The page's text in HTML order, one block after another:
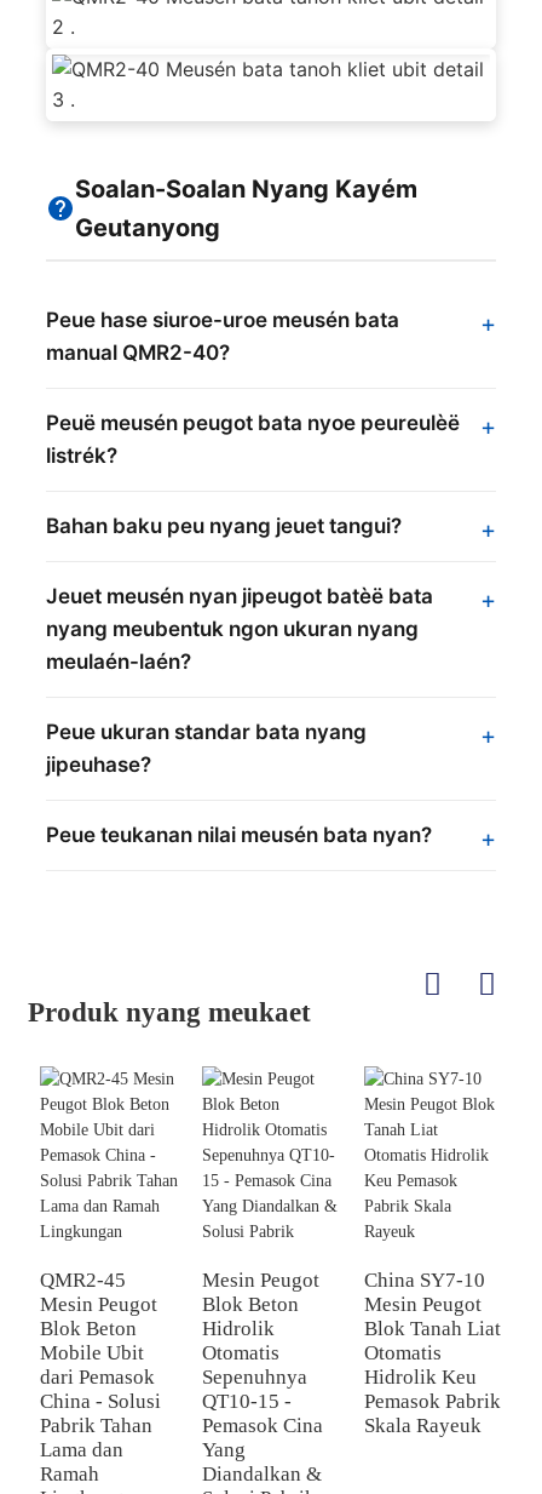
Soalan-Soalan Nyang Kayém
Geutanyong
Peue hase siuroe-uroe meusén bata
manual QMR2-40?
Peuë meusén peugot bata nyoe peureulèë
listrék?
Bahan baku peu nyang jeuet tangui?
Jeuet meusén nyan jipeugot batèë bata
nyang meubentuk ngon ukuran nyang
meulaén-laén?
Peue ukuran standar bata nyang
jipeuhase?
Peue teukanan nilai meusén bata nyan?
Produk nyang meukaet
QMR2-45
Mesin Peugot
Blok Beton
Mobile Ubit
dari Pemasok
China - Solusi
Pabrik Tahan
Lama dan
Ramah
Mesin Peugot
Blok Beton
Hidrolik
Otomatis
Sepenuhnya
QT10-15 -
Pemasok Cina
Yang
Diandalkan &
China SY7-10
Mesin Peugot
Blok Tanah Liat
Otomatis
Hidrolik Keu
Pemasok Pabrik
Skala Rayeuk